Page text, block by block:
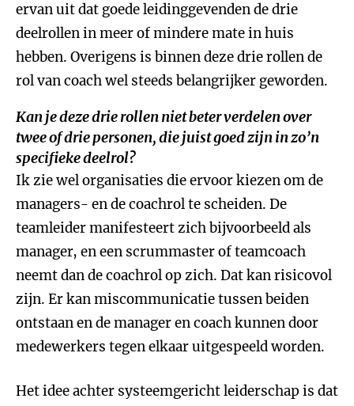
ervan uit dat goede leidinggevenden de drie
deelrollen in meer of mindere mate in huis
hebben. Overigens is binnen deze drie rollen de
rol van coach wel steeds belangrijker geworden.
Kan je deze drie rollen niet beter verdelen over
twee of drie personen, die juist goed zijn in zo’n
specifieke deelrol?
Ik zie wel organisaties die ervoor kiezen om de
managers- en de coachrol te scheiden. De
teamleider manifesteert zich bijvoorbeeld als
manager, en een scrummaster of teamcoach
neemt dan de coachrol op zich. Dat kan risicovol
zijn. Er kan miscommunicatie tussen beiden
ontstaan en de manager en coach kunnen door
medewerkers tegen elkaar uitgespeeld worden.
Het idee achter systeemgericht leiderschap is dat